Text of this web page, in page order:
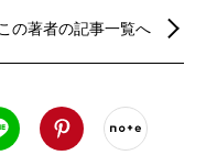
への取り組みに関するイン
この著者の記事一覧へ
twitter）
LINE Pinterest